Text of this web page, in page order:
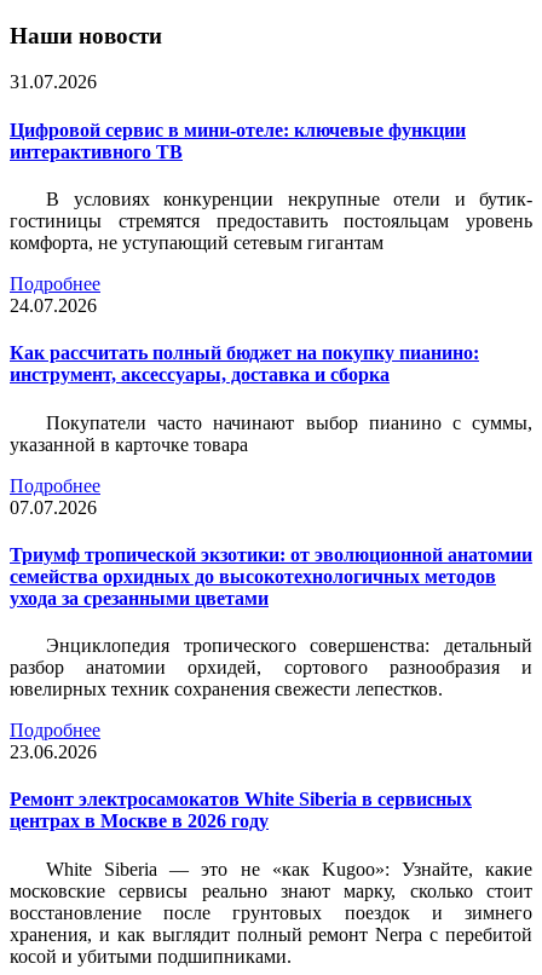
Наши новости
31.07.2026
Цифровой сервис в мини-отеле: ключевые функции
интерактивного ТВ
В условиях конкуренции некрупные отели и бутик-
гостиницы стремятся предоставить постояльцам уровень
комфорта, не уступающий сетевым гигантам
Подробнее
24.07.2026
Как рассчитать полный бюджет на покупку пианино:
инструмент, аксессуары, доставка и сборка
Покупатели часто начинают выбор пианино с суммы,
указанной в карточке товара
Подробнее
07.07.2026
Триумф тропической экзотики: от эволюционной анатомии
семейства орхидных до высокотехнологичных методов
ухода за срезанными цветами
Энциклопедия тропического совершенства: детальный
разбор анатомии орхидей, сортового разнообразия и
ювелирных техник сохранения свежести лепестков.
Подробнее
23.06.2026
Ремонт электросамокатов White Siberia в сервисных
центрах в Москве в 2026 году
White Siberia — это не «как Kugoo»: Узнайте, какие
московские сервисы реально знают марку, сколько стоит
восстановление после грунтовых поездок и зимнего
хранения, и как выглядит полный ремонт Nerpa с перебитой
косой и убитыми подшипниками.